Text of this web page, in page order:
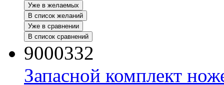
Уже в желаемых
В список желаний
Уже в сравнении
В список сравнений
9000332
Запасной комплект